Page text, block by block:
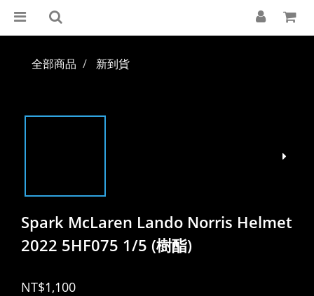
全部商品 新到貨
Spark McLaren Lando Norris Helmet
2022 5HF075 1/5 (樹酯)
NT$1,100